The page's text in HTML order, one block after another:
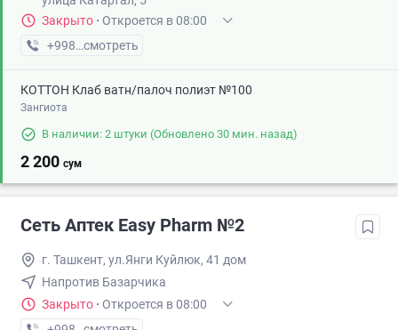
Закрыто · Откроется в 08:00
+998 (99) XXX-XX-XX
смотреть
КОТТОН Клаб ватн/палоч полиэт №100
Зангиота
В наличии: 2 штуки (Обновлено 30 мин. назад)
2 200 сум
Сеть Аптек Easy Pharm №2
г. Ташкент, ул.Янги Куйлюк, 41 дом
Напротив Базарчика
Закрыто · Откроется в 08:00